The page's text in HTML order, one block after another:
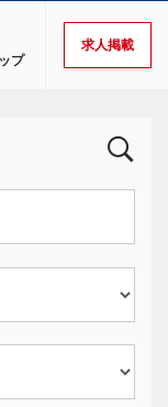
プ
求人掲載